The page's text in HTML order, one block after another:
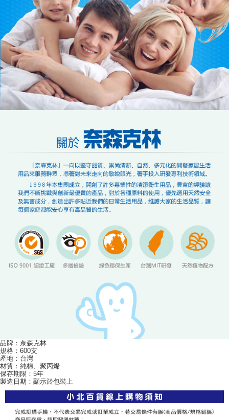
納金が加算されます。未成年の利用者は、事前に法定代理人または後見人
の同意を得ればAFTEEをご利用いただけます。
個人情報の処理、利用について疑問がある、または関連する法律の権利を
行使したい場合は、ネットプロテクションズ cs_tw@netprotections.co.jp
にご連絡ください。上記に示した個人情報を、必要な購入注文書とあわせ
てAFTEEにご提供いただく、またはAFTEEにあなたの個人情報の収集、処
理、利用を許可することににご同意いただけない場合は、当サービスを選
択しないでください。
品牌：奈森克林
規格：600支
產地：台灣
材質：純棉、聚丙烯
保存期限：5年
製造日期：顯示於包裝上